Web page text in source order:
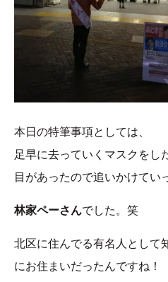
本日の特筆事項としては、
足早に去っていくマスクをし
目があったので追いかけてい
林家ペーさんでした。笑
北区に住んでる有名人として
にお住まいだったんですね！